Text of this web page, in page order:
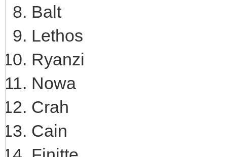
Balt
Lethos
Ryanzi
Nowa
Crah
Cain